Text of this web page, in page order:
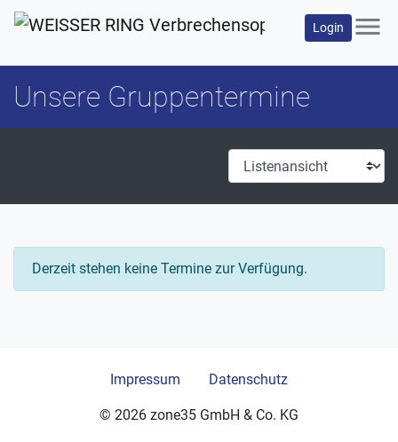
Login menu
Unsere Gruppentermine
Derzeit stehen keine Termine zur Verfügung.
© 2026 zone35 GmbH & Co. KG
Impressum Datenschutz